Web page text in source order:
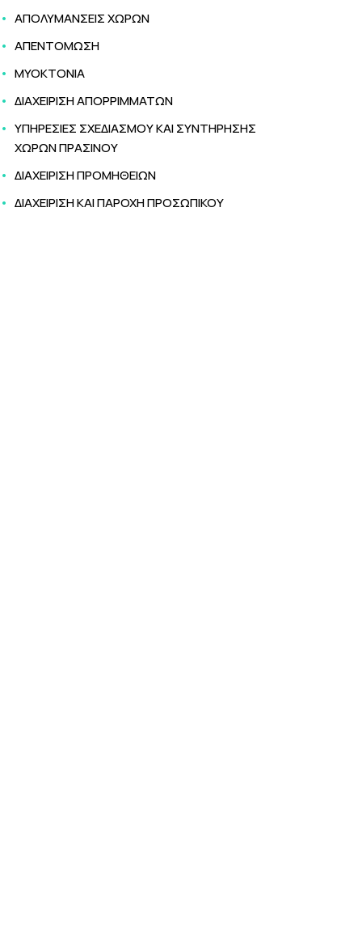
ΑΠΟΛΥΜΑΝΣΕΙΣ ΧΩΡΩΝ
ΑΠΕΝΤΟΜΩΣΗ
ΜΥΟΚΤΟΝΙΑ
ΔΙΑΧΕΙΡΙΣΗ ΑΠΟΡΡΙΜΜΑΤΩΝ
ΥΠΗΡΕΣΙΕΣ ΣΧΕΔΙΑΣΜΟΥ ΚΑΙ ΣΥΝΤΗΡΗΣΗΣ
ΧΩΡΩΝ ΠΡΑΣΙΝΟΥ
ΔΙΑΧΕΙΡΙΣΗ ΠΡΟΜΗΘΕΙΩΝ
ΔΙΑΧΕΙΡΙΣΗ ΚΑΙ ΠΑΡΟΧΗ ΠΡΟΣΩΠΙΚΟΥ